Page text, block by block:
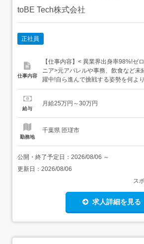
toBE Tech株式会社
正社員
仕事内容
【仕事内容】< 異業界出身率98%!ゼ
ニア>元アパレルや事務、飲食など未
躍中!自ら進んで挑戦する姿勢を何よ
均年齢26歳で風通しがよく、質問も
トで不安をゼロに分からないことは先
給与
月給25万円～30万円
勤務地
千葉県 匝瑳市
公開・終了予定日： 2026/08/06 ～
更新日： 2026/08/06
ス
求人詳細を見る